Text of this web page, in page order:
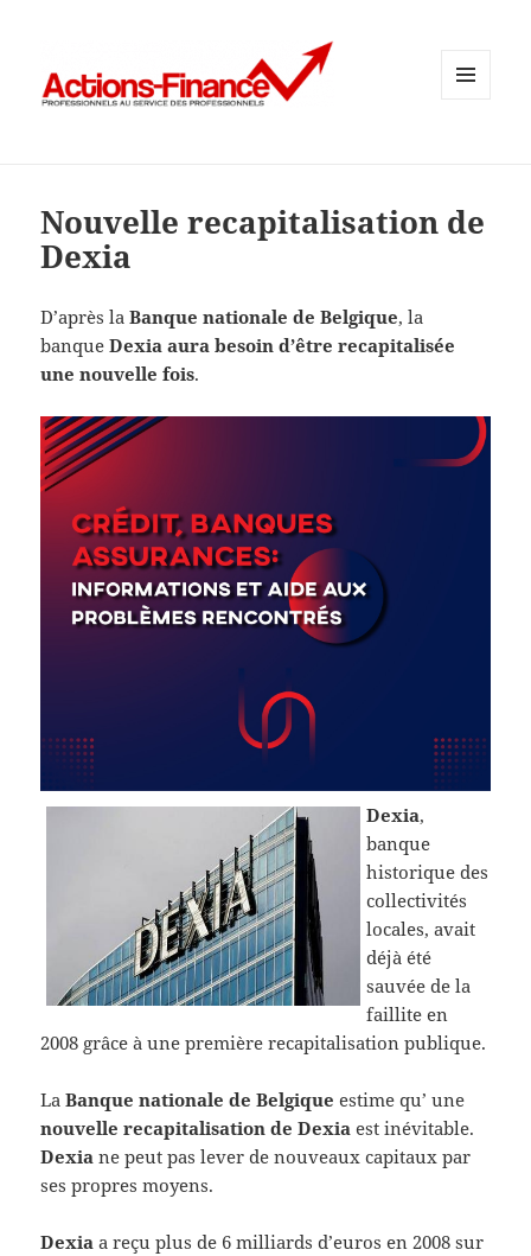
Nouvelle recapitalisation de
Dexia
D’après laBanque nationale de Belgique, la
banque Dexia aura besoin d’être recapitalisée
une nouvelle fois.
Dexia,
banque
historique des
collectivités
locales, avait
déjà été
sauvée de la
faillite en
2008 grâce à une première recapitalisation publique.
LaBanque nationale de Belgique estime qu’ une
nouvelle recapitalisation de Dexia est inévitable.
Dexia ne peut pas lever de nouveaux capitaux par
ses propres moyens.
Dexia a reçu plus de 6 milliards d’euros en 2008 sur